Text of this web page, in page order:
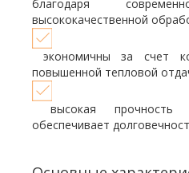
благодаря
высококачественной
экономичны за счет
повышенной тепловой
высокая прочность
обеспечивает